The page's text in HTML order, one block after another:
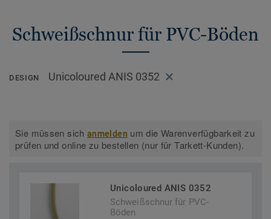
Schweißschnur für PVC-Böden
DESIGN Unicoloured ANIS 0352
Sie müssen sichanmelden um die Warenverfügbarkeit zu
prüfen und online zu bestellen (nur für Tarkett-Kunden).
Unicoloured ANIS 0352
Schweißschnur für PVC-
Böden